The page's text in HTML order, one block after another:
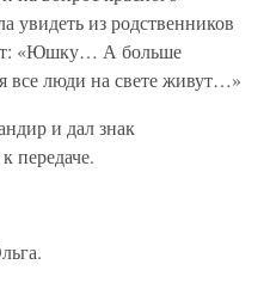
увидеть из родственников
«Юшку… А больше
все люди на свете живут…»
и дал знак
передаче.